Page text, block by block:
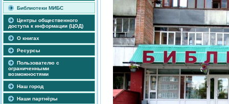
Библиотеки МИБС
Центры общественного
доступа к информации (ЦОД)
О книгах
Ресурсы
Пользователю с
ограниченными
возможностями
Наш город
Наши партнёры